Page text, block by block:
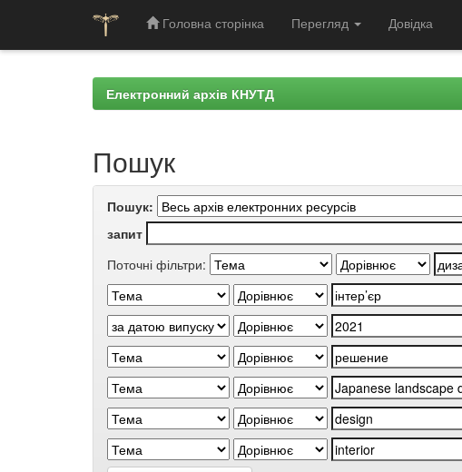
Головна сторінка Перегляд Довідка
Електронний архів КНУТД
Пошук
Пошук:
запит
Поточні фільтри: